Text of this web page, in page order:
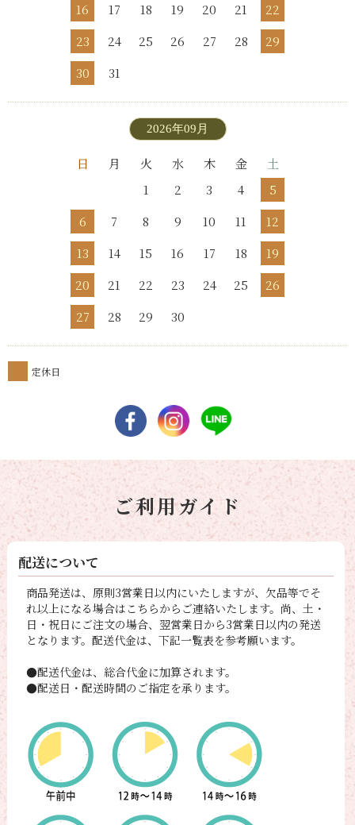
16
17 18 19 20 21
22
23
24 25 26 27 28
29
30
31
2026年09月
日 月 火 水 木 金
土
1
2 3 4
5
6
7 8 9 10 11
12
13
14 15 16 17 18
19
20
21 22 23 24 25
26
27
28 29 30
定休日
ご利用ガイド
配送について
商品発送は、原則3営業日以内にいたしますが、欠品等でそ
れ以上になる場合はこちらからご連絡いたします。尚、土・
日・祝日にご注文の場合、翌営業日から3営業日以内の発送
となります。配送代金は、下記一覧表を参考願います。
●配送代金は、総合代金に加算されます。
●配送日・配送時間のご指定を承ります。